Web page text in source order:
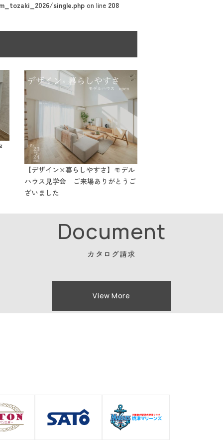
single.php on line 208
【デザイン×暮らしやすさ】モデル
ハウス見学会 ご来場ありがとうご
ざいました
Document
カタログ請求
View More